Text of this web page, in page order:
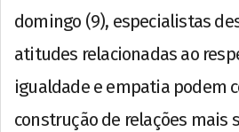
domingo (9), especialistas
atitudes relacionadas ao
igualdade e empatia podem
construção de relações mais